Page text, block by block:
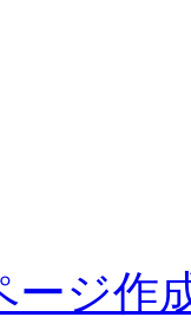
ージ作